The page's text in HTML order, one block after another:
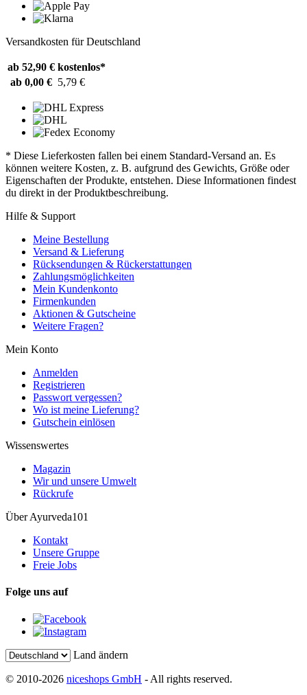
Versandkosten für Deutschland
ab 52,90 € kostenlos*
ab 0,00 € 5,79 €
* Diese Lieferkosten fallen bei einem Standard-Versand an. Es
können weitere Kosten, z. B. aufgrund des Gewichts, Größe oder
Eigenschaften der Produkte, entstehen. Diese Informationen findest
du direkt in der Produktbeschreibung.
Hilfe & Support
Meine Bestellung
Versand & Lieferung
Rücksendungen & Rückerstattungen
Zahlungsmöglichkeiten
Mein Kundenkonto
Firmenkunden
Aktionen & Gutscheine
Weitere Fragen?
Mein Konto
Anmelden
Registrieren
Passwort vergessen?
Wo ist meine Lieferung?
Gutschein einlösen
Wissenswertes
Magazin
Wir und unsere Umwelt
Rückrufe
Über Ayurveda101
Kontakt
Unsere Gruppe
Freie Jobs
Folge uns auf
Land ändern
© 2010-2026 niceshops GmbH - All rights reserved.